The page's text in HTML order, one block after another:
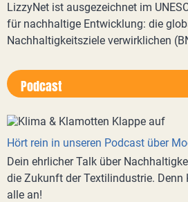
LizzyNet ist ausgezeichnet im
für nachhaltige Entwicklung: die
Nachhaltigkeitsziele verwirklichen
Podcast
Hört rein in unseren Podcast über
Dein ehrlicher Talk über
die Zukunft der Textilindustrie.
alle an!